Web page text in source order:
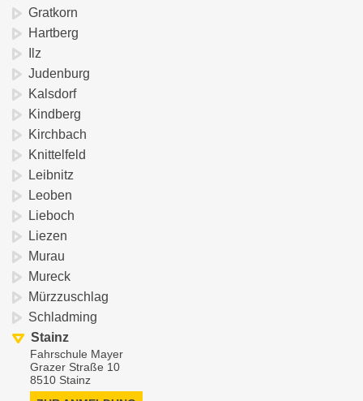
Gratkorn
Hartberg
Ilz
Judenburg
Kalsdorf
Kindberg
Kirchbach
Knittelfeld
Leibnitz
Leoben
Lieboch
Liezen
Murau
Mureck
Mürzzuschlag
Schladming
Stainz
Fahrschule Mayer
Grazer Straße 10
8510 Stainz